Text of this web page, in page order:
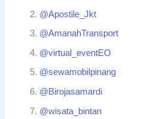
@Apostile_Jkt
@AmanahTransport
@virtual_eventEO
@sewamobilpinang
@Birojasamardi
@wisata_bintan